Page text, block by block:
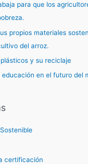
para que los
propios materiales
del arroz.
y su reciclaje
educación en el futuro del
certificación